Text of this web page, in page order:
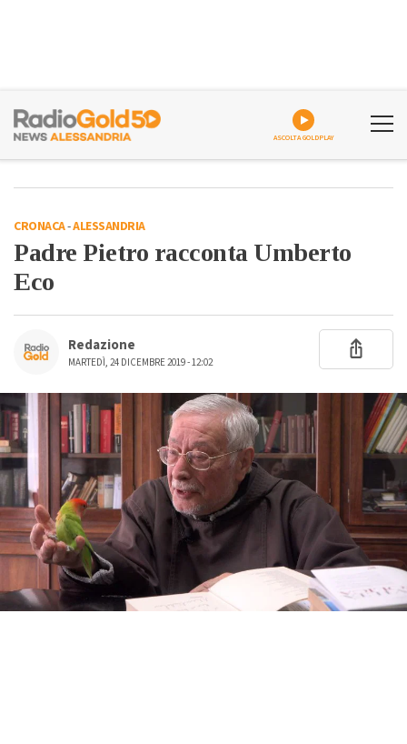
ASCOLTA GOLDPLAY
CRONACA-ALESSANDRIA
Padre Pietro racconta Umberto
Eco
Redazione
MARTEDÌ, 24 DICEMBRE 2019 - 12:02